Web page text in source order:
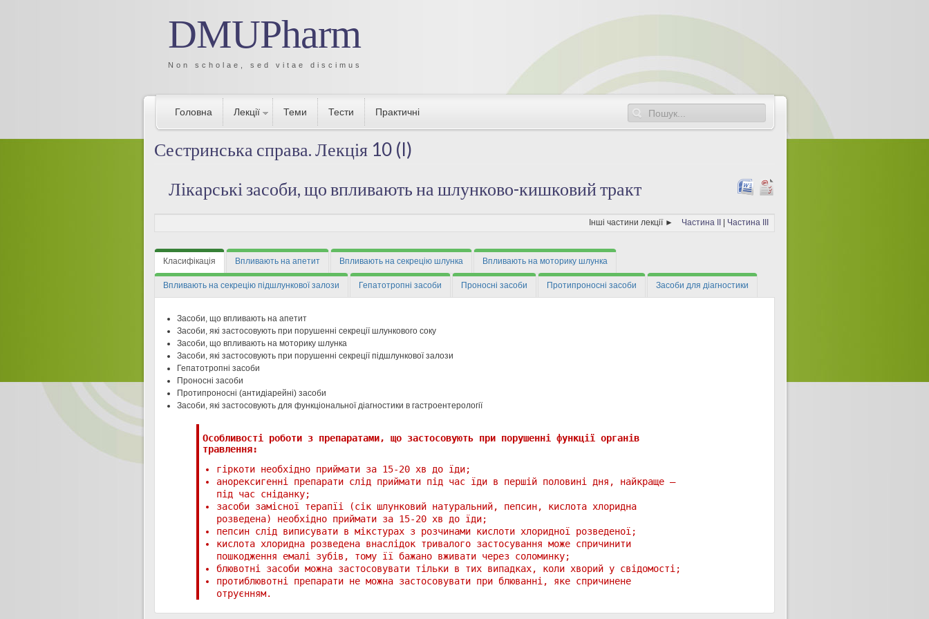
DMUPharm
Non scholae, sed vitae discimus
Головна Лекції Теми Тести Практичні
Сестринська справа. Лекція 10 (I)
Лікарські засоби, що впливають на шлунково-кишковий тракт
Інші частини лекції ► Частина II | Частина III
Класифікація Впливають на апетит Впливають на секрецію шлунка Впливають на моторику шлунка
Впливають на секрецію підшлункової залози Гепатотропні засоби Проносні засоби Протипроносні засоби Засоби для діагностики
Засоби, що впливають на апетит
Засоби, які застосовують при порушенні секреції шлункового соку
Засоби, що впливають на моторику шлунка
Засоби, які застосовують при порушенні секреції підшлункової залози
Гепатотропні засоби
Проносні засоби
Протипроносні (антидіарейні) засоби
Засоби, які застосовують для функціональної діагностики в гастроентерології
Особливості роботи з препаратами, що застосовують при порушенні функції органів
травлення:
гіркоти необхідно приймати за 15-20 хв до їди;
анорексигенні препарати слід приймати під час їди в першій половині дня, найкраще —
під час сніданку;
засоби замісної терапїі (сік шлунковий натуральний, пеп­син, кислота хлоридна
розведена) необхідно приймати за 15-20 хв до їди;
пепсин слід виписувати в мікстурах з розчинами кислоти хлоридної розведеної;
кислота хлоридна розведена внаслідок тривалого застосу­вання може спричинити
пошкодження емалі зубів, тому її бажано вживати через соломинку;
блювотні засоби можна застосовувати тільки в тих випад­ках, коли хворий у свідомості;
протиблювотні препарати не можна застосовувати при блюванні, яке спричинене
отруєнням.